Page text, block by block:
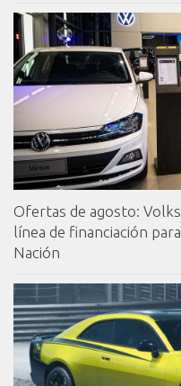
Ofertas de agosto:
línea de financiación
Nación